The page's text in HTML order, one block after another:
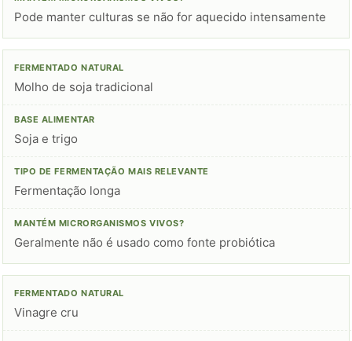
Pode manter culturas se não for aquecido intensamente
Molho de soja tradicional
Soja e trigo
Fermentação longa
Geralmente não é usado como fonte probiótica
Vinagre cru